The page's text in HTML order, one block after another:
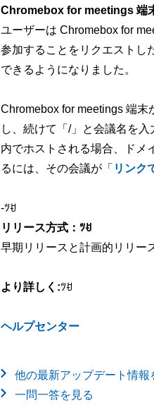
Chromebox for meetings 端
ユーザーは Chromebox for
参加することをリクエストし
できるようになりました。
Chromebox for meetings 端
し、続けて「/」と会議名を
内でホストされる場合、ドメ
るには、その会議が「 リンク
-ﾂꀀ
リリース方式：ﾂꀀ
早期リリースと計画的リリー
より詳しく:ﾂꀀ
ヘルプセンター
他の最新アップデート情報
一問一答を見る